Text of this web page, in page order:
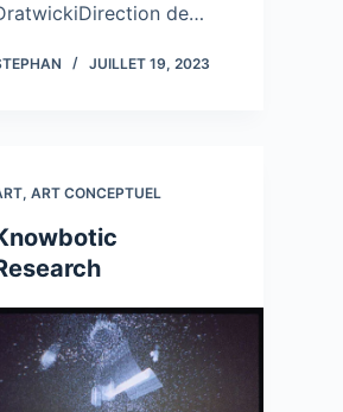
de…
JUILLET 19, 2023
, ART CONCEPTUEL